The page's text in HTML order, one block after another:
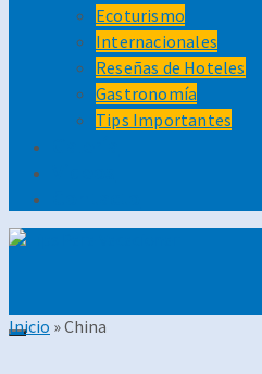
Ecoturismo
Internacionales
Reseñas de Hoteles
Gastronomía
Tips Importantes
Inicio »China